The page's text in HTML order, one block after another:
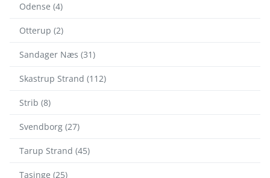
Odense (4)
Otterup (2)
Sandager Næs (31)
Skastrup Strand (112)
Strib (8)
Svendborg (27)
Tarup Strand (45)
Tasinge (25)